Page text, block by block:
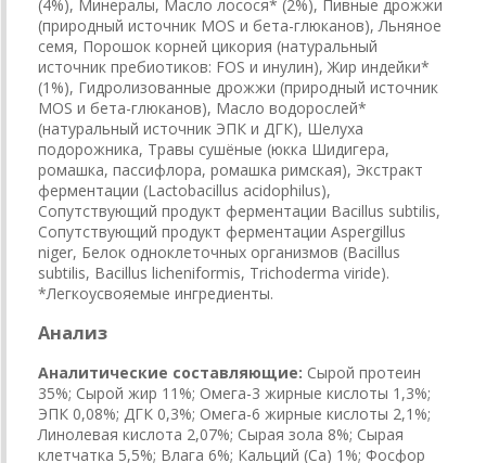
(4%), Минералы, Масло лосося* (2%), Пивные дрожжи
(природный источник MOS и бета-глюканов), Льняное
семя, Порошок корней цикория (натуральный
источник пребиотиков: FOS и инулин), Жир индейки*
(1%), Гидролизованные дрожжи (природный источник
MOS и бета-глюканов), Масло водорослей*
(натуральный источник ЭПК и ДГК), Шелуха
подорожника, Травы сушёные (юкка Шидигера,
ромашка, пассифлора, ромашка римская), Экстракт
ферментации (Lactobacillus acidophilus),
Сопутствующий продукт ферментации Bacillus subtilis,
Сопутствующий продукт ферментации Aspergillus
niger, Белок одноклеточных организмов (Bacillus
subtilis, Bacillus licheniformis, Trichoderma viride).
*Легкоусвояемые ингредиенты.
Анализ
Аналитические составляющие: Сырой протеин
35%; Сырой жир 11%; Омега-3 жирные кислоты 1,3%;
ЭПК 0,08%; ДГК 0,3%; Омега-6 жирные кислоты 2,1%;
Линолевая кислота 2,07%; Сырая зола 8%; Сырая
клетчатка 5,5%; Влага 6%; Кальций (Са) 1%; Фосфор